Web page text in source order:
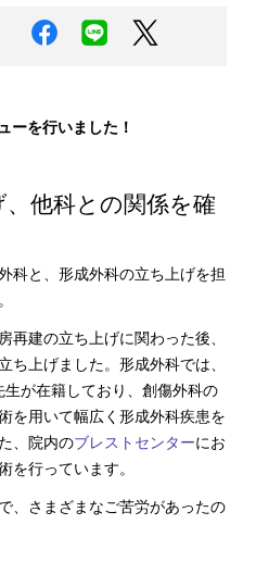
ーを行いました！
他科との関係を確
科と、形成外科の立ち上げを担
再建の立ち上げに関わった後、
ち上げました。形成外科では、
生が在籍しており、創傷外科の
を用いて幅広く形成外科疾患を
、院内のブレストセンターにお
を行っています。
、さまざまなご苦労があったの